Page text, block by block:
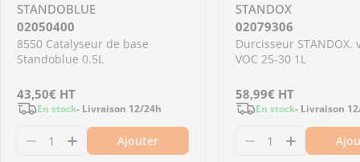
STANDOBLUE
02050400
8550 Catalyseur de base
Standoblue 0.5L
Prix
43,50€ HT
En stock- Livraison 12/24h
Diminuer la quantité pour 02050400 - 8550
Augmenter la quantité pour 02050400 -
Ajouter
STANDOX
02079306
Durcisseur STANDOX.
VOC 25-30 1L
Prix
58,99€ HT
En stock- Livraison
Diminuer la